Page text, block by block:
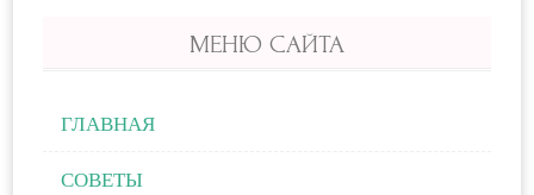
МЕНЮ САЙТА
ГЛАВНАЯ
СОВЕТЫ